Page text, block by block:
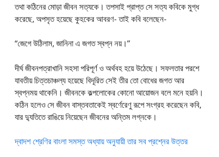
তথা কঠিনের মোড়া জীবন সত্যকে। তপসাই প্রাপ্ত সে সত্য কবিকে মুগ্ধ
করেছে, অপসৃত হয়েছে কুহকের আবরণ- তাই কবি বলেছেন-
“জেগে উঠিলাম, জানিনা এ জগত স্বপ্ন নয়।”
দীর্ঘ জীবনপত্রাখানি সহসা পরিপূর্ণ ও অর্থবহ হয়ে উঠেছে। সফলতার পরশে
যাবতীয় চিত্তচাঞ্চল্য হয়েছে বিদূরিত সেই তীর তো বোধের জগত আর
স্বপ্নময় থাকেনি। জীবনকে কল্পলোকের কোনো আয়োজন বলে মনে হয়নি।
কঠিন হলেও সে জীবন বাস্তবতাকেই স্বর্ণেরেণু রূপে সংগ্রহ করেছেন কবি,
যার দ্যুতিতে রাঙিয়ে নিয়েছেন জীবনের অন্তিম লগ্নকে।
দ্বাদশ শ্রেণির বাংলা সমস্ত অধ্যায় অনুযায়ী তার সব প্রশ্নের উত্তর